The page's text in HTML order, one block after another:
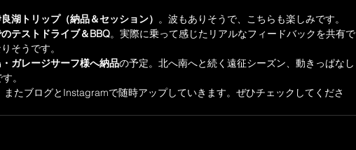
湖トリップ（納品＆セッション） 。波もありそうで、こちらも楽しみです。
テストドライブ＆BBQ。実際に乗って感じたリアルなフィードバックを共有で
そうです。
ガレージサーフ様へ納品の予定。北へ南へと続く遠征シーズン、動きっぱなし
。
またブログとInstagramで随時アップしていきます。ぜひチェックしてくださ